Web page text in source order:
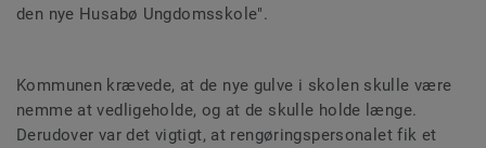
den nye Husabø Ungdomsskole".
Kommunen krævede, at de nye gulve i skolen skulle være
nemme at vedligeholde, og at de skulle holde længe.
Derudover var det vigtigt, at rengøringspersonalet fik et